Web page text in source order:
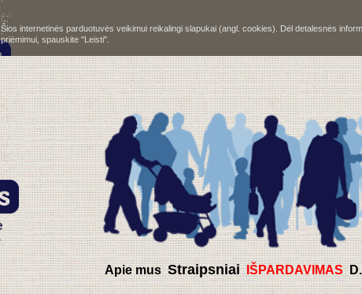
Šios internetinės parduotuvės veikimui reikalingi slapukai (angl. cookies). Dėl detalesnės
priėmimui, spauskite "Leisti".
Apie mus Straipsniai IŠPARDAVIMAS